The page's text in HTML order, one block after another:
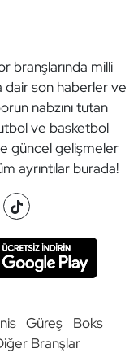
branşlarında milli
dair son haberler ve
nabzını tutan
ve basketbol
güncel gelişmeler
ayrıntılar burada!
Güreş
Boks
Branşlar